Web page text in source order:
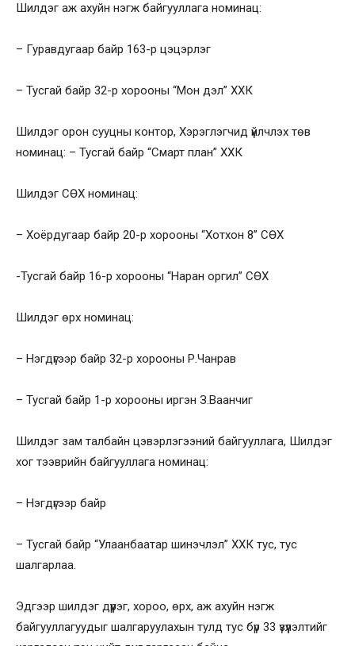
Шилдэг аж ахуйн нэгж байгууллага номинац:
– Гуравдугаар байр 163-р цэцэрлэг
– Тусгай байр 32-р хорооны “Мон дэл” ХХК
Шилдэг орон сууцны контор, Хэрэглэгчид үйлчлэх төв
номинац: – Тусгай байр “Смарт план” ХХК
Шилдэг СӨХ номинац:
– Хоёрдугаар байр 20-р хорооны “Хотхон 8” СӨХ
-Тусгай байр 16-р хорооны “Наран оргил” СӨХ
Шилдэг өрх номинац:
– Нэгдүгээр байр 32-р хорооны Р.Чанрав
– Тусгай байр 1-р хорооны иргэн З.Ваанчиг
Шилдэг зам талбайн цэвэрлэгээний байгууллага, Шилдэг
хог тээврийн байгууллага номинац:
– Нэгдүгээр байр
– Тусгай байр “Улаанбаатар шинэчлэл” ХХК тус, тус
шалгарлаа.
Эдгээр шилдэг дүүрэг, хороо, өрх, аж ахуйн нэгж
байгууллагуудыг шалгаруулахын тулд тус бүр 33 үзүүлэлтийг